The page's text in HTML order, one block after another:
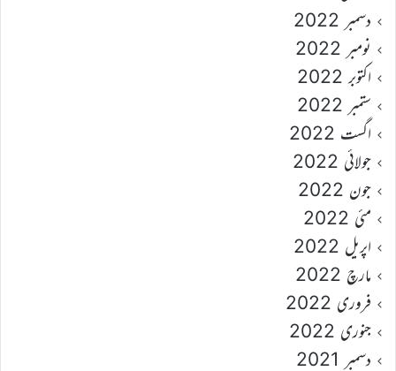
دسمبر 2022
نومبر 2022
اکتوبر 2022
ستمبر 2022
اگست 2022
جولائی 2022
جون 2022
مئی 2022
اپریل 2022
مارچ 2022
فروری 2022
جنوری 2022
دسمبر 2021